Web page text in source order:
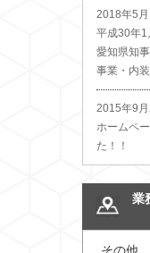
2018年5月
平成30年
愛知県知
事業・内
2015年9月
ホームペ
た！！
業